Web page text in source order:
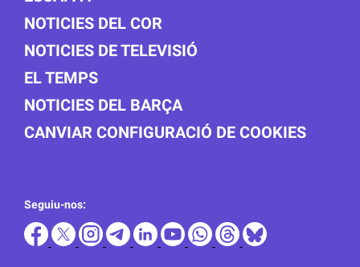
NOTICIES DEL COR
NOTICIES DE TELEVISIÓ
EL TEMPS
NOTICIES DEL BARÇA
CANVIAR CONFIGURACIÓ DE COOKIES
Seguiu-nos: